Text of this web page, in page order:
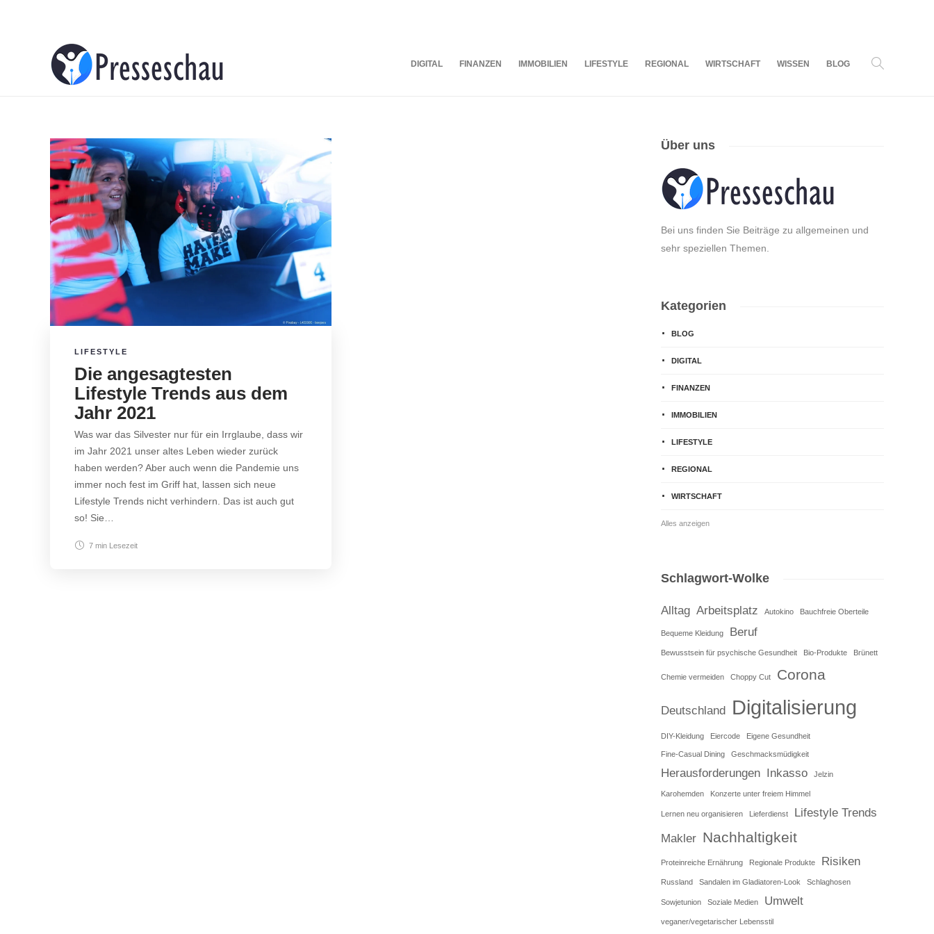
DIGITAL FINANZEN IMMOBILIEN LIFESTYLE REGIONAL WIRTSCHAFT WISSEN BLOG
LIFESTYLE
Die angesagtesten
Lifestyle Trends aus dem
Jahr 2021
Was war das Silvester nur für ein Irrglaube, dass wir
im Jahr 2021 unser altes Leben wieder zurück
haben werden? Aber auch wenn die Pandemie uns
immer noch fest im Griff hat, lassen sich neue
Lifestyle Trends nicht verhindern. Das ist auch gut
so! Sie…
7 min Lesezeit
Über uns
Bei uns finden Sie Beiträge zu allgemeinen und
sehr speziellen Themen.
Kategorien
BLOG
DIGITAL
FINANZEN
IMMOBILIEN
LIFESTYLE
REGIONAL
WIRTSCHAFT
Alles anzeigen
Schlagwort-Wolke
Alltag Arbeitsplatz Autokino Bauchfreie Oberteile
Bequeme Kleidung Beruf
Bewusstsein für psychische Gesundheit Bio-Produkte Brünett
Chemie vermeiden Choppy Cut Corona
Deutschland Digitalisierung
DIY-Kleidung Eiercode Eigene Gesundheit
Fine-Casual Dining Geschmacksmüdigkeit
Herausforderungen Inkasso Jelzin
Karohemden Konzerte unter freiem Himmel
Lernen neu organisieren Lieferdienst
Lifestyle Trends
Makler Nachhaltigkeit
Proteinreiche Ernährung Regionale Produkte Risiken
Russland Sandalen im Gladiatoren-Look Schlaghosen
Sowjetunion Soziale Medien Umwelt
veganer/vegetarischer Lebensstil